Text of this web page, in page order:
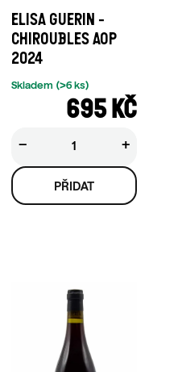
ELISA GUERIN -
CHIROUBLES AOP
2024
695 KČ
Skladem (>6 ks)
+
−